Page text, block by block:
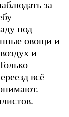
за
под
овощи и
и
всё